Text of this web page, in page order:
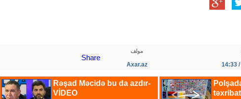
مولف
Axar.az
Share